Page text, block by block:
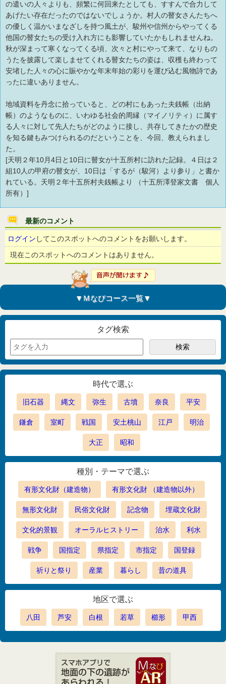
の遣いの人々よりも、頻繁に何回来たとしても、すすんで合力して
あげたい存在だったのではないでしょうか。村人の瞽女さんたちへ
の優しく温かいまなざしを持つ風土が、駿州や信州からやってくる
他国の瞽女たちの受け入れ方にも影響していたかもしれませんね。
秋が深まって寒くなってくる頃、次々と村にやって来て、なりもの
うたを披露して楽しませてくれる瞽女たちの姿は、収穫も終わって
安堵した人々の心に賑やかな年末年始の彩りを運び込む風物詩であ
ったに違いありません。
地域資料を丹念に拾っていると、どの村にもあった夫銭帳（出納
帳）のようなものに、いわゆる社会的周縁（マイノリティ）に属す
る人々に対して先人たちがどのように接し、共存してきたかの歴史
を知る鍵もみつけられるのだということを、今回、教えられまし
た。
[天明２年10月4日と10日に瞽女が十五所村に訪れた記録。４日は２
組10人の甲府の瞽女が、10日は「するが（駿河）より参り」と書か
れている。天明２年十五所村夫銭帳より （十五所澤登家文書 個人
所有）]
最新のコメント
ログイン してこのスポットへのコメントをお願いします。
現在このスポットへのコメントはありません。
▼Ｍなびコース一覧▼
タグ検索
時代で選ぶ
旧石器 縄文 弥生 古墳 奈良 平安
鎌倉 室町 戦国 安土桃山 江戸 明治
大正 昭和
種別・テーマで選ぶ
有形文化財（建造物） 有形文化財 （建造物以外）
無形文化財 民俗文化財 記念物 埋蔵文化財
文化的景観 オーラルヒストリー 治水 利水
戦争 国指定 県指定 市指定 国登録
祈りと祭り 産業 暮らし 昔の道具
地区で選ぶ
八田 芦安 白根 若草 櫛形 甲西